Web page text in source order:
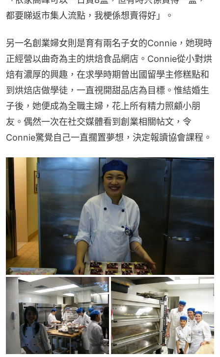
都要睇返市集人流點，我梗係想賣得好」。
另一名創業婦女則是育有兩名子女的Connie，她現時
正經營以曲奇為主的烘焙食品網店。Connie從小對烘
焙有濃厚的興趣，在求學時期曾出國留學主修糕點和
到烘焙店做學徒，一直視開甜品店為目標。惟結婚生
子後，她便成為全職主婦，花上所有精力照顧小朋
友。偶然一次在社交媒體看到創業相關帖文，令
Connie驚覺自己一直擱置夢想，決定報讀協會課程。